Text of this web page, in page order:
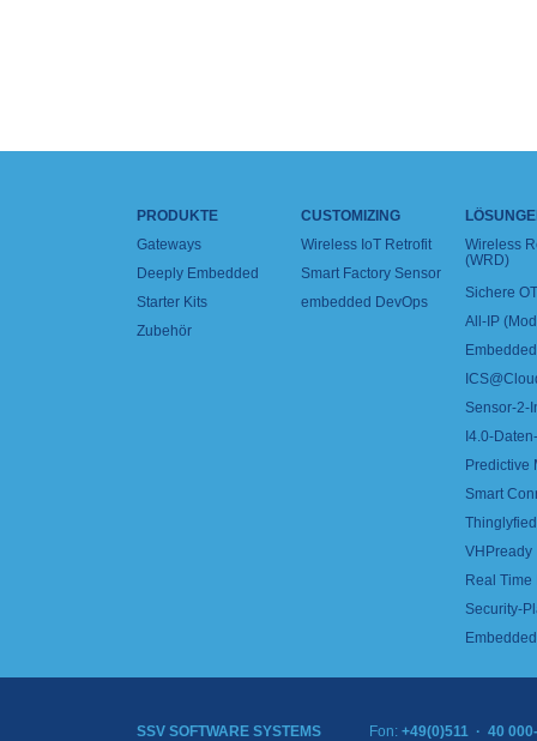
PRODUKTE
Gateways
Deeply Embedded
Starter Kits
Zubehör
CUSTOMIZING
Wireless IoT Retrofit
Smart Factory Sensor
embedded DevOps
Wireless
(WRD)
Sichere
All-IP
Sensor-2-
I4.0-
Predictive
Smart
VHPready
Real
Security-
SSV SOFTWARE SYSTEMS Fon: +49(0)511 · 40